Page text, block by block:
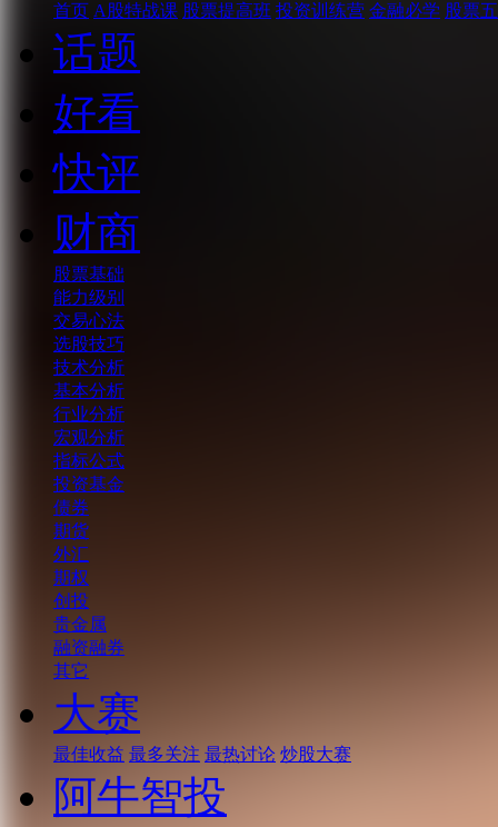
首页 A股特战课 股票提高班 投资训练营 金融必学 股票
话题
好看
快评
财商
股票基础
能力级别
交易心法
选股技巧
技术分析
基本分析
行业分析
宏观分析
指标公式
投资基金
债券
期货
外汇
期权
创投
贵金属
融资融券
其它
大赛
最佳收益 最多关注 最热讨论 炒股大赛
阿牛智投